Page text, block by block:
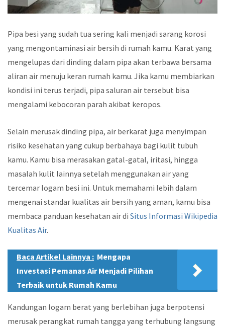
Pipa besi yang sudah tua sering kali menjadi sarang korosi
yang mengontaminasi air bersih di rumah kamu. Karat yang
mengelupas dari dinding dalam pipa akan terbawa bersama
aliran air menuju keran rumah kamu. Jika kamu membiarkan
kondisi ini terus terjadi, pipa saluran air tersebut bisa
mengalami kebocoran parah akibat keropos.
Selain merusak dinding pipa, air berkarat juga menyimpan
risiko kesehatan yang cukup berbahaya bagi kulit tubuh
kamu. Kamu bisa merasakan gatal-gatal, iritasi, hingga
masalah kulit lainnya setelah menggunakan air yang
tercemar logam besi ini. Untuk memahami lebih dalam
mengenai standar kualitas air bersih yang aman, kamu bisa
membaca panduan kesehatan air di Situs Informasi Wikipedia
Kualitas Air.
Baca Artikel Lainnya : Mengapa
Investasi Pemanas Air Menjadi Pilihan
Terbaik untuk Rumah Kamu
Kandungan logam berat yang berlebihan juga berpotensi
merusak perangkat rumah tangga yang terhubung langsung